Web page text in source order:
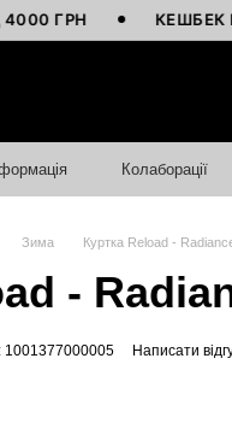
КЕШБЕК НА
Колаборації
Зима Куртка Reload -
-
1001377000005 Написати